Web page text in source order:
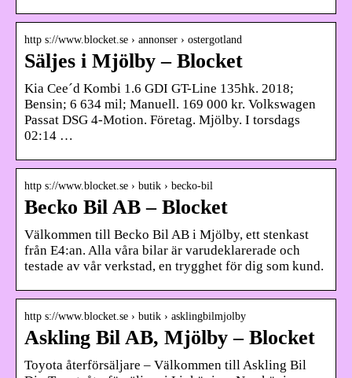
http s://www.blocket.se › annonser › ostergotland
Säljes i Mjölby – Blocket
Kia Cee´d Kombi 1.6 GDI GT-Line 135hk. 2018;
Bensin; 6 634 mil; Manuell. 169 000 kr. Volkswagen
Passat DSG 4-Motion. Företag. Mjölby. I torsdags
02:14 …
http s://www.blocket.se › butik › becko-bil
Becko Bil AB – Blocket
Välkommen till Becko Bil AB i Mjölby, ett stenkast
från E4:an. Alla våra bilar är varudeklarerade och
testade av vår verkstad, en trygghet för dig som kund.
http s://www.blocket.se › butik › asklingbilmjolby
Askling Bil AB, Mjölby – Blocket
Toyota återförsäljare – Välkommen till Askling Bil